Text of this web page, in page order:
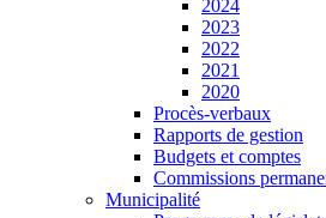
2024
2023
2022
2021
2020
Procès-verbaux
Rapports de gestion
Budgets et comptes
Commissions
Municipalité